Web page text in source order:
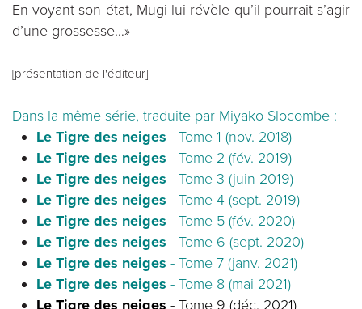
En voyant son état, Mugi lui révèle qu’il pourrait s’agir
d’une grossesse…»
[présentation de l'éditeur]
Dans la même série, traduite par Miyako Slocombe :
Le Tigre des neiges - Tome 1 (nov. 2018)
Le Tigre des neiges - Tome 2 (fév. 2019)
Le Tigre des neiges - Tome 3 (juin 2019)
Le Tigre des neiges - Tome 4 (sept. 2019)
Le Tigre des neiges - Tome 5 (fév. 2020)
Le Tigre des neiges - Tome 6 (sept. 2020)
Le Tigre des neiges - Tome 7 (janv. 2021)
Le Tigre des neiges - Tome 8 (mai 2021)
Le Tigre des neiges - Tome 9 (déc. 2021)